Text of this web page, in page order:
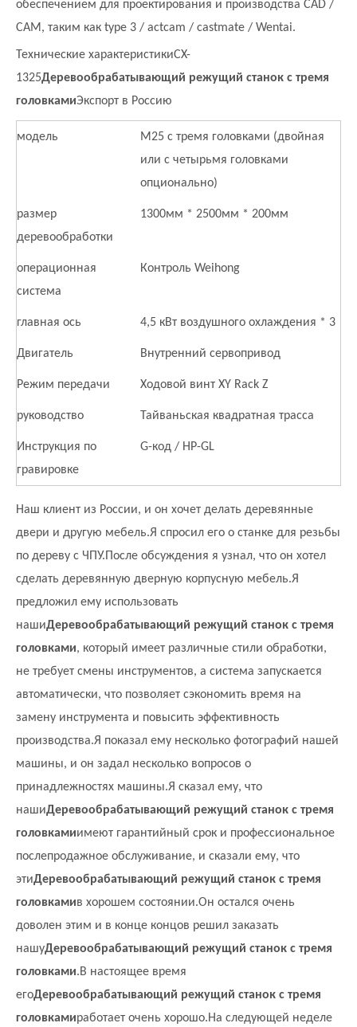
обеспечением для проектирования и производства CAD /
CAM, таким как type 3 / actcam / castmate / Wentai.
Технические характеристикиCX-
1325Деревообрабатывающий режущий станок с тремя
головкамиЭкспорт в Россию
модель
M25 с тремя головками (двойная
или с четырьмя головками
опционально)
размер
деревообработки
1300мм * 2500мм * 200мм
операционная
система
Контроль Weihong
главная ось 4,5 кВт воздушного охлаждения * 3
Двигатель Внутренний сервопривод
Режим передачи Ходовой винт XY Rack Z
руководство Тайваньская квадратная трасса
Инструкция по
гравировке
G-код / ​​HP-GL
Наш клиент из России, и он хочет делать деревянные
двери и другую мебель.Я спросил его о станке для резьбы
по дереву с ЧПУ.После обсуждения я узнал, что он хотел
сделать деревянную дверную корпусную мебель.Я
предложил ему использовать
нашиДеревообрабатывающий режущий станок с тремя
головками, который имеет различные стили обработки,
не требует смены инструментов, а система запускается
автоматически, что позволяет сэкономить время на
замену инструмента и повысить эффективность
производства.Я показал ему несколько фотографий нашей
машины, и он задал несколько вопросов о
принадлежностях машины.Я сказал ему, что
нашиДеревообрабатывающий режущий станок с тремя
головкамиимеют гарантийный срок и профессиональное
послепродажное обслуживание, и сказали ему, что
этиДеревообрабатывающий режущий станок с тремя
головкамив хорошем состоянии.Он остался очень
доволен этим и в конце концов решил заказать
нашуДеревообрабатывающий режущий станок с тремя
головками.В настоящее время
егоДеревообрабатывающий режущий станок с тремя
головкамиработает очень хорошо.На следующей неделе